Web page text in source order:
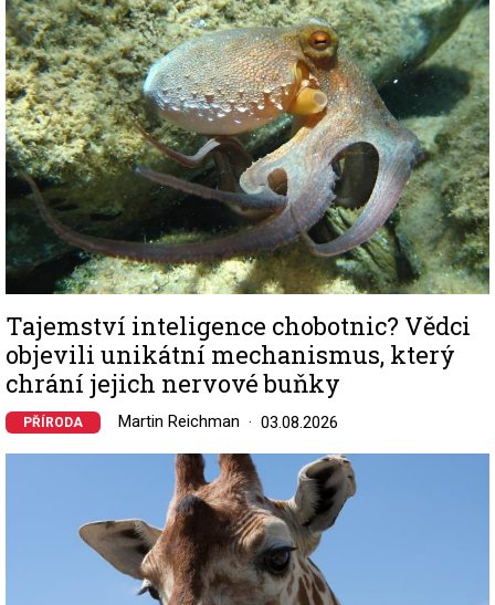
Tajemství inteligence chobotnic? Vědci
objevili unikátní mechanismus, který
chrání jejich nervové buňky
PŘÍRODA Martin Reichman 03.08.2026